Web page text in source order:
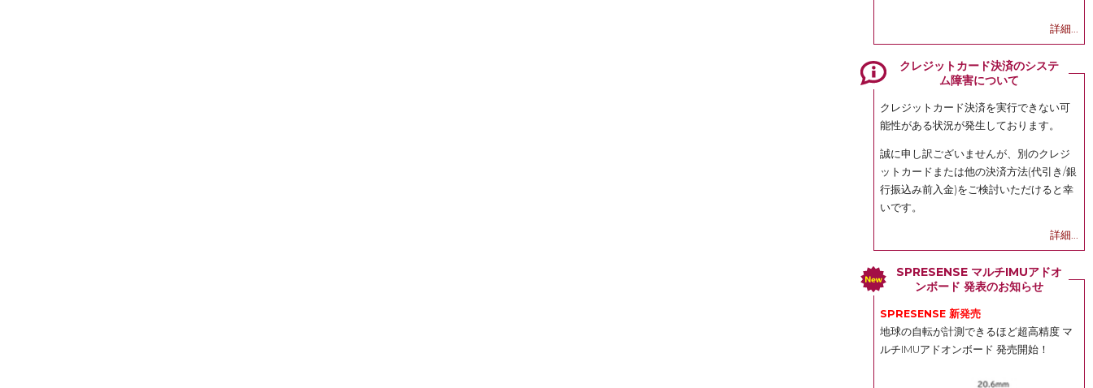
詳細...
クレジットカード決済のシステ
ム障害について
クレジットカード決済を実行できない可
能性がある状況が発生しております。
誠に申し訳ございませんが、別のクレジ
ットカードまたは他の決済方法(代引き/銀
行振込み前入金)をご検討いただけると幸
いです。
詳細...
SPRESENSE マルチIMUアドオ
ンボード 発表のお知らせ
SPRESENSE 新発売
地球の自転が計測できるほど超高精度 マ
ルチIMUアドオンボード 発売開始！